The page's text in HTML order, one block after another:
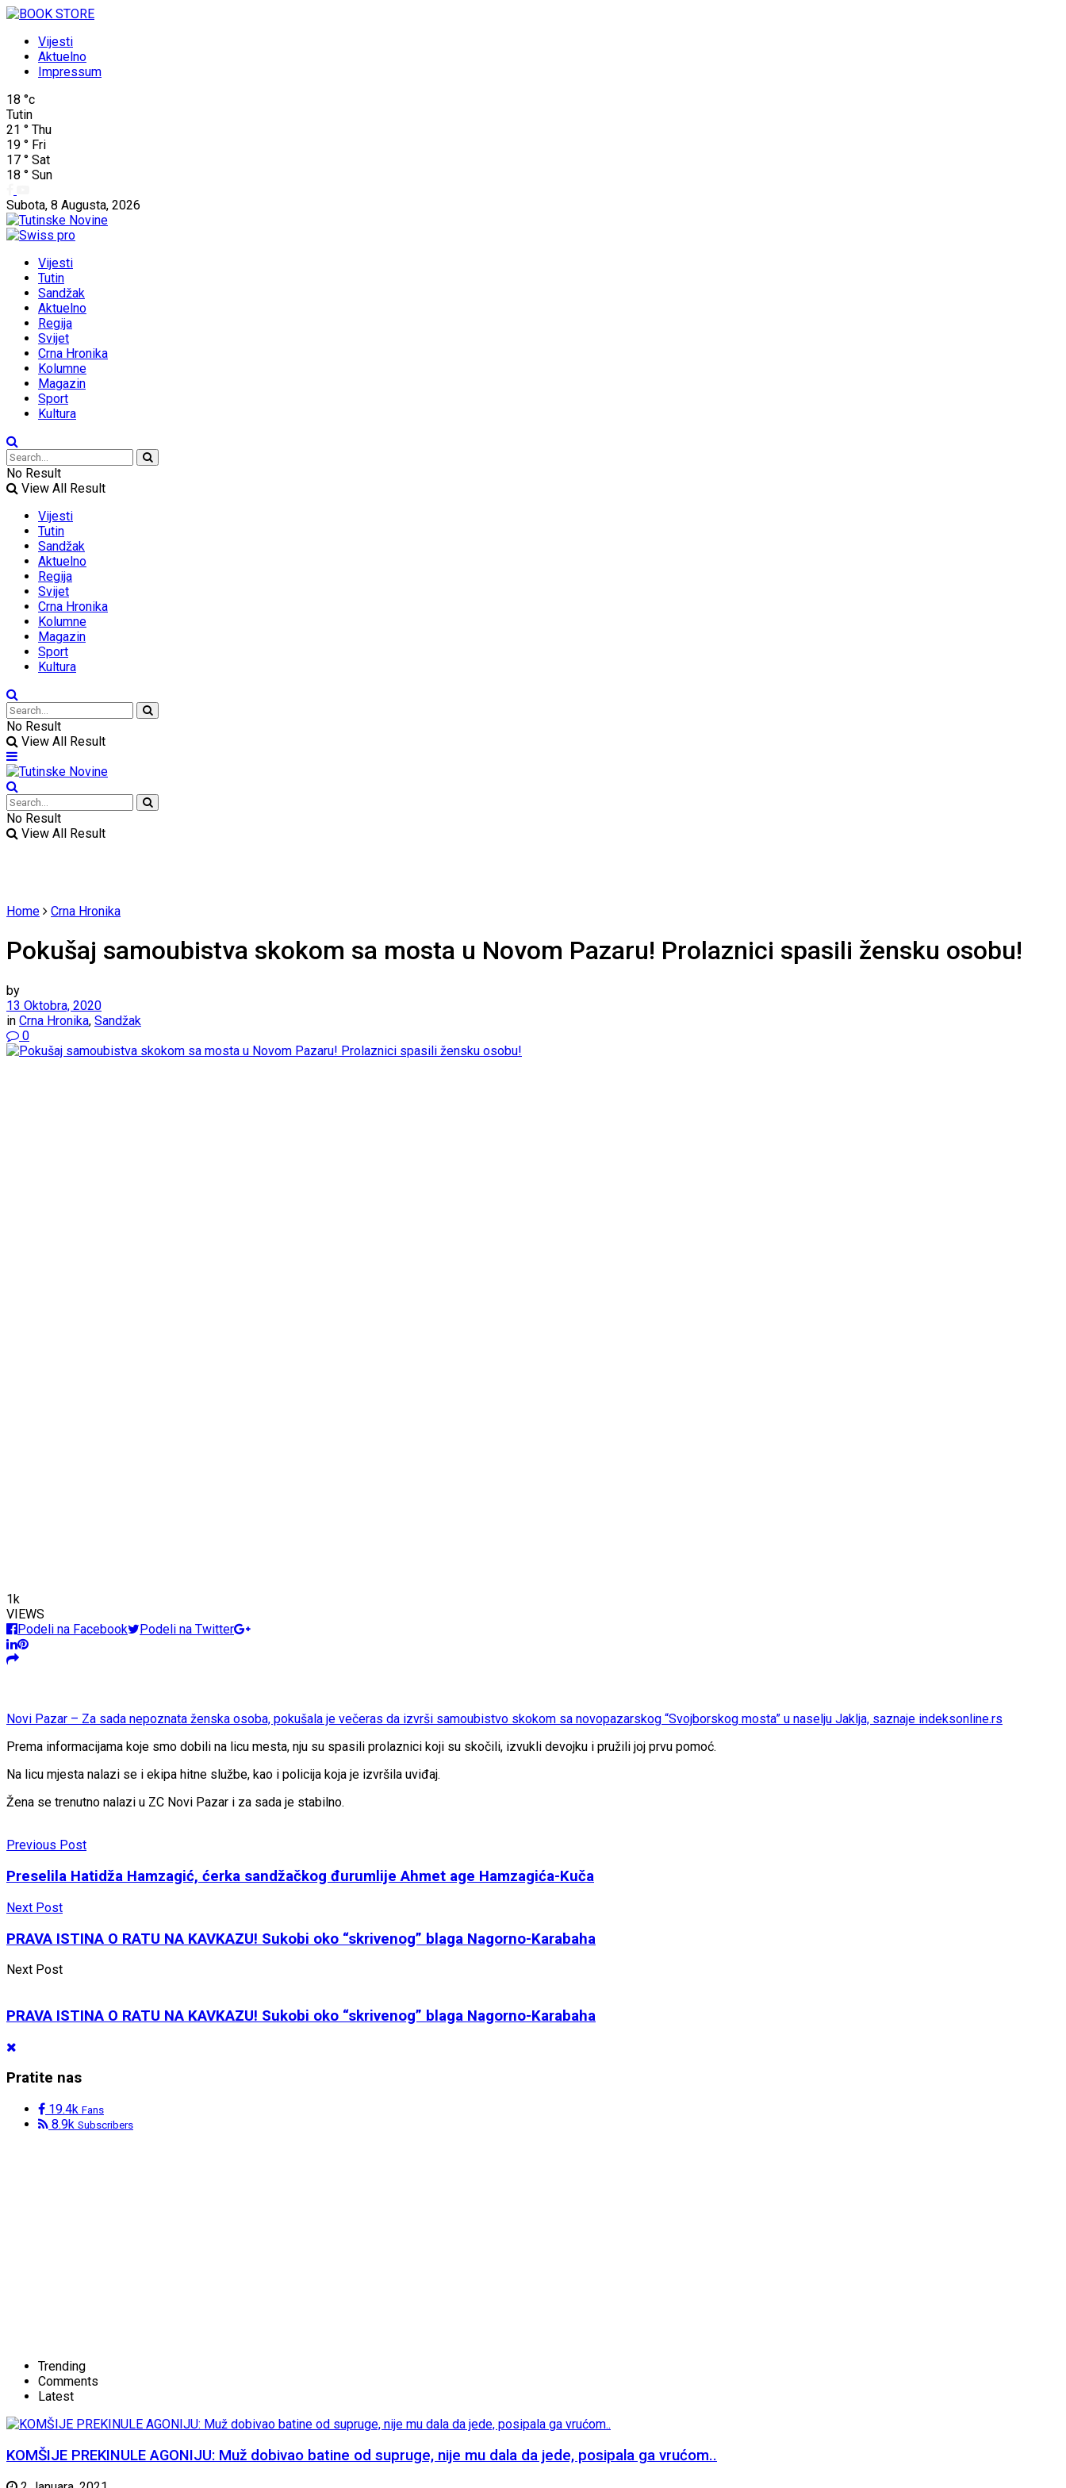
Vijesti
Aktuelno
Impressum
18 °c
Tutin
21 ° Thu
19 ° Fri
17 ° Sat
18 ° Sun
Subota, 8 Augusta, 2026
Vijesti
Tutin
Sandžak
Aktuelno
Regija
Svijet
Crna Hronika
Kolumne
Magazin
Sport
Kultura
No Result
View All Result
Vijesti
Tutin
Sandžak
Aktuelno
Regija
Svijet
Crna Hronika
Kolumne
Magazin
Sport
Kultura
No Result
View All Result
No Result
View All Result
Home Crna Hronika
Pokušaj samoubistva skokom sa mosta u Novom Pazaru! Prolaznici spasili žensku osobu!
by
13 Oktobra, 2020
in Crna Hronika, Sandžak
0
1k
VIEWS
Podeli na Facebook
Podeli na Twitter
Novi Pazar – Za sada nepoznata ženska osoba, pokušala je večeras da izvrši samoubistvo skokom sa novopazarskog “Svojborskog mosta” u naselju Jaklja, saznaje indeksonline.rs
Prema informacijama koje smo dobili na licu mesta, nju su spasili prolaznici koji su skočili, izvukli devojku i pružili joj prvu pomoć.
Na licu mjesta nalazi se i ekipa hitne službe, kao i policija koja je izvršila uviđaj.
Žena se trenutno nalazi u ZC Novi Pazar i za sada je stabilno.
Previous Post
Preselila Hatidža Hamzagić, ćerka sandžačkog đurumlije Ahmet age Hamzagića-Kuča
Next Post
PRAVA ISTINA O RATU NA KAVKAZU! Sukobi oko “skrivenog” blaga Nagorno-Karabaha
Next Post
PRAVA ISTINA O RATU NA KAVKAZU! Sukobi oko “skrivenog” blaga Nagorno-Karabaha
Pratite nas
19.4k Fans
8.9k Subscribers
Trending
Comments
Latest
KOMŠIJE PREKINULE AGONIJU: Muž dobivao batine od supruge, nije mu dala da jede, posipala ga vrućom..